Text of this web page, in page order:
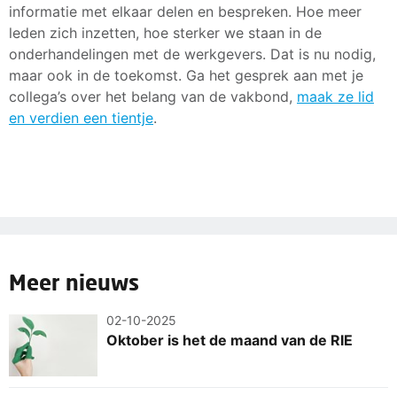
informatie met elkaar delen en bespreken. Hoe meer
leden zich inzetten, hoe sterker we staan in de
onderhandelingen met de werkgevers. Dat is nu nodig,
maar ook in de toekomst. Ga het gesprek aan met je
collega’s over het belang van de vakbond, maak ze lid
en verdien een tientje.
Meer nieuws
02-10-2025
Oktober is het de maand van de RIE